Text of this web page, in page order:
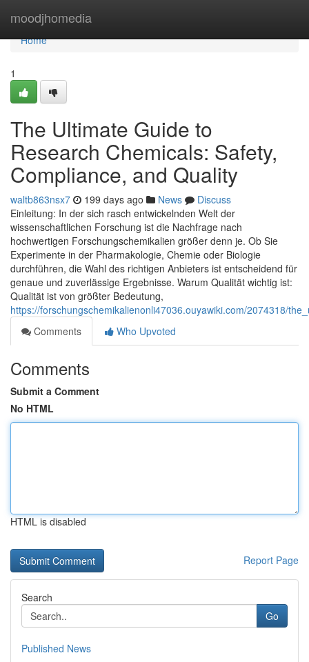
moodjhomedia
Home
Home
1
The Ultimate Guide to
Research Chemicals: Safety,
Compliance, and Quality
waltb863nsx7 199 days ago News
Discuss
Einleitung: In der sich rasch entwickelnden Welt der
wissenschaftlichen Forschung ist die Nachfrage nach
hochwertigen Forschungschemikalien größer denn je. Ob Sie
Experimente in der Pharmakologie, Chemie oder Biologie
durchführen, die Wahl des richtigen Anbieters ist entscheidend für
genaue und zuverlässige Ergebnisse. Warum Qualität wichtig ist:
Qualität ist von größter Bedeutung,
https://forschungschemikalienonli47036.ouyawiki.com/2074318/
Comments
Who Upvoted
Comments
Submit a Comment
No HTML
HTML is disabled
Report Page
Search
Go
Published News